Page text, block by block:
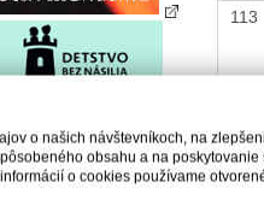
113
o našich návštevníkoch, na
obsahu a na poskytovanie
o cookies používame